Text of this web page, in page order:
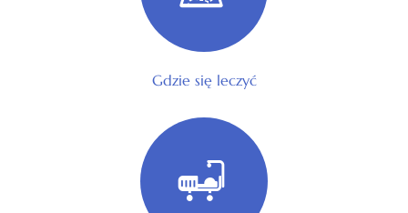
Gdzie się leczyć